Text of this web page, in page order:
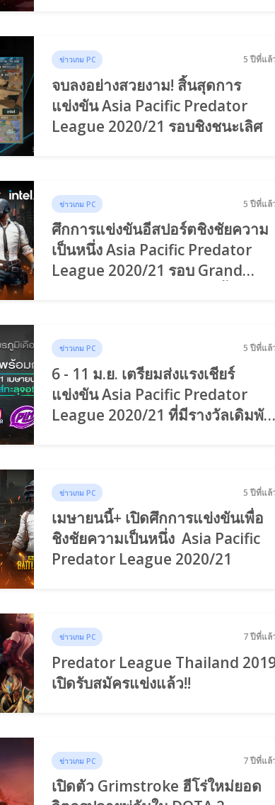
ข่าวเกม PC 5 ปีที่แล้
จบลงอย่างสวยงาม! สิ้นสุดการ
แข่งขัน Asia Pacific Predator
League 2020/21 รอบชิงชนะเลิศ
ข่าวเกม PC 5 ปีที่แล้
ศึกการแข่งขันอีสปอร์ตชิงชัยความ
เป็นหนึ่ง Asia Pacific Predator
League 2020/21 รอบ Grand
ข่าวเกม PC 5 ปีที่แล้
6 - 11 ม.ย. เตรียมส่งแรงเชียร์
แข่งขัน Asia Pacific Predator
League 2020/21 ที่มีรางวัลเดิมพัน
ข่าวเกม PC 5 ปีที่แล้
เมษายนนี้+ เปิดศึกการแข่งขันเพื่อ
ชิงชัยความเป็นหนึ่ง Asia Pacific
Predator League 2020/21
ข่าวเกม PC 7 ปีที่แล้
Predator League Thailand
เปิดรับสมัครแข่งแล้ว!!
ข่าวเกม PC 7 ปีที่แล้
เปิดตัว Grimstroke ฮีโร่ใหม่ยอด